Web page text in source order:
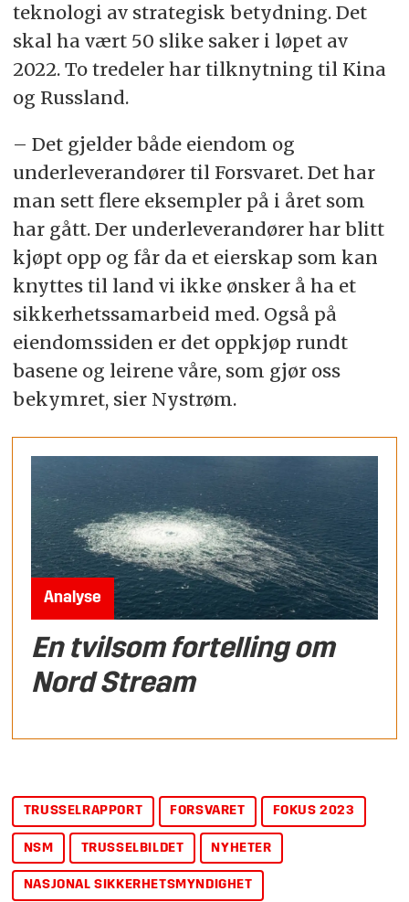
teknologi av strategisk betydning. Det
skal ha vært 50 slike saker i løpet av
2022. To tredeler har tilknytning til Kina
og Russland.
– Det gjelder både eiendom og
underleverandører til Forsvaret. Det har
man sett flere eksempler på i året som
har gått. Der underleverandører har blitt
kjøpt opp og får da et eierskap som kan
knyttes til land vi ikke ønsker å ha et
sikkerhetssamarbeid med. Også på
eiendomssiden er det oppkjøp rundt
basene og leirene våre, som gjør oss
bekymret, sier Nystrøm.
Analyse
En tvilsom fortelling om
Nord Stream
TRUSSELRAPPORT FORSVARET FOKUS 2023
NSM TRUSSELBILDET NYHETER
NASJONAL SIKKERHETSMYNDIGHET